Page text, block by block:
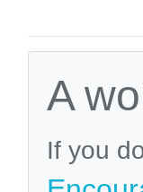
A
If you